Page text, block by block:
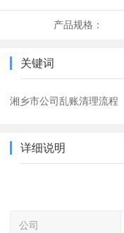
产品规格：
关键词
湘乡市公司乱账清理流程
详细说明
公司